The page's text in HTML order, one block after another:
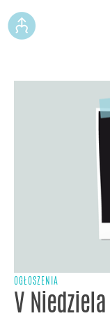
OGŁOSZENIA
V